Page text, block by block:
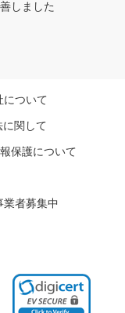
しました
について
に関して
保護について
者募集中